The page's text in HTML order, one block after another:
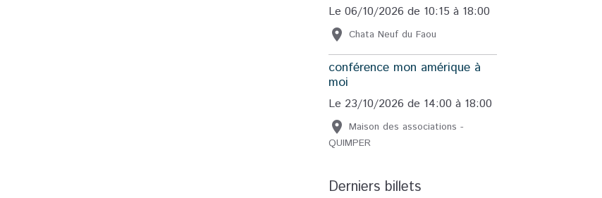
Le 06/10/2026 de 10:15 à 18:00
Chata Neuf du Faou
conférence mon amérique à
moi
Le 23/10/2026 de 14:00 à 18:00
Maison des associations -
QUIMPER
Derniers billets